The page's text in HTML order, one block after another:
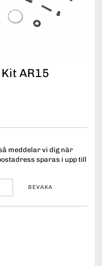
AR15
meddelar vi dig när
sparas i upp till
BEVAKA